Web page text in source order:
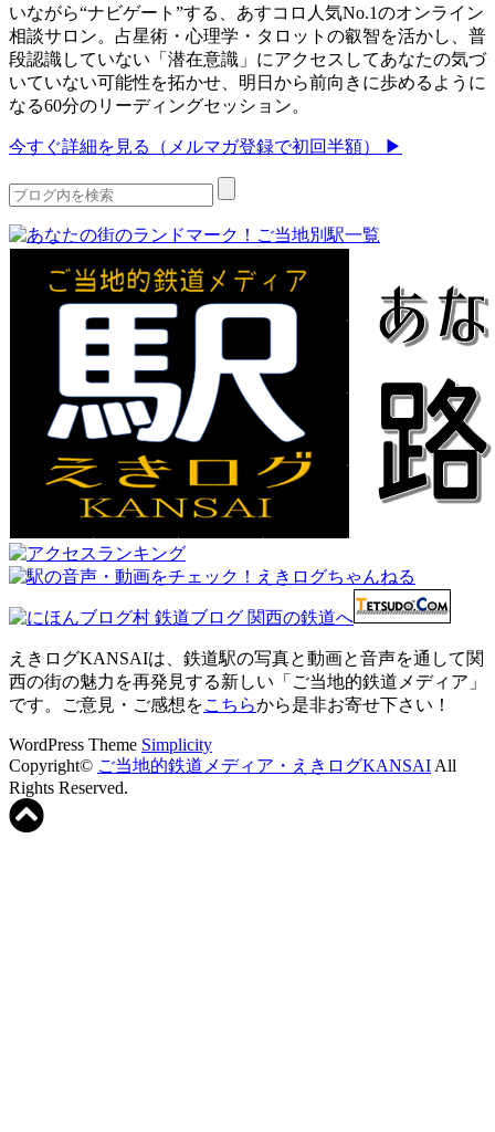
いながら“ナビゲート”する、あすコロ人気No.1のオンライン
相談サロン。占星術・心理学・タロットの叡智を活かし、普
段認識していない「潜在意識」にアクセスしてあなたの気づ
いていない可能性を拓かせ、明日から前向きに歩めるように
なる60分のリーディングセッション。
今すぐ詳細を見る（メルマガ登録で初回半額） ▶
えきログKANSAIは、鉄道駅の写真と動画と音声を通して関
西の街の魅力を再発見する新しい「ご当地的鉄道メディア」
です。ご意見・ご感想をこちらから是非お寄せ下さい！
WordPress Theme Simplicity
Copyright© ご当地的鉄道メディア・えきログKANSAI All
Rights Reserved.